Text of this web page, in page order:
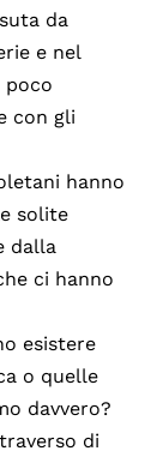
da
e nel
con gli
hanno
solite
dalla
ci hanno
esistere
o quelle
davvero?
di